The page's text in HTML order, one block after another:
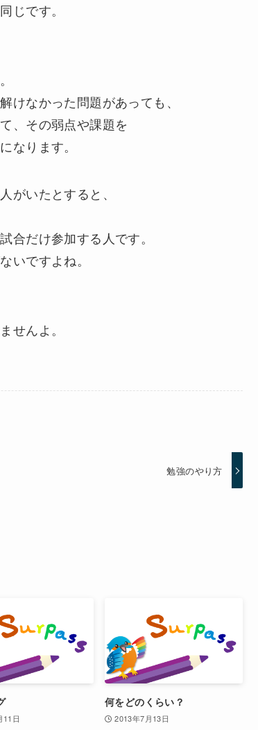
じです。
けなかった問題があっても、
、その弱点や課題を
なります。
がいたとすると、
合だけ参加する人です。
いですよね。
せんよ。
勉強のやり方
11日
何をどのくらい？
2013年7月13日